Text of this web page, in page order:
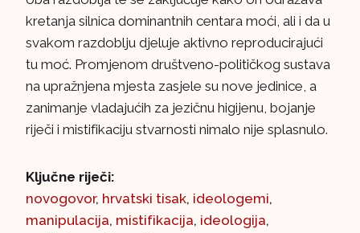
kretanja silnica dominantnih centara moći, ali i da u
svakom razdoblju djeluje aktivno reproducirajući
tu moć. Promjenom društveno-političkog sustava
na upražnjena mjesta zasjele su nove jedinice, a
zanimanje vladajućih za jezičnu higijenu, bojanje
riječi i mistifikaciju stvarnosti nimalo nije splasnulo.
Ključne riječi:
novogovor, hrvatski tisak, ideologemi,
manipulacija, mistifikacija, ideologija,